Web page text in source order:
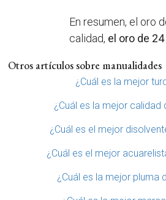
En resumen, el oro
calidad, el oro de
Otros artículos sobre manualidades
¿Cuál es la mejor
¿Cuál es la mejor calidad
¿Cuál es el mejor
¿Cuál es el mejor
¿Cuál es la mejor pluma